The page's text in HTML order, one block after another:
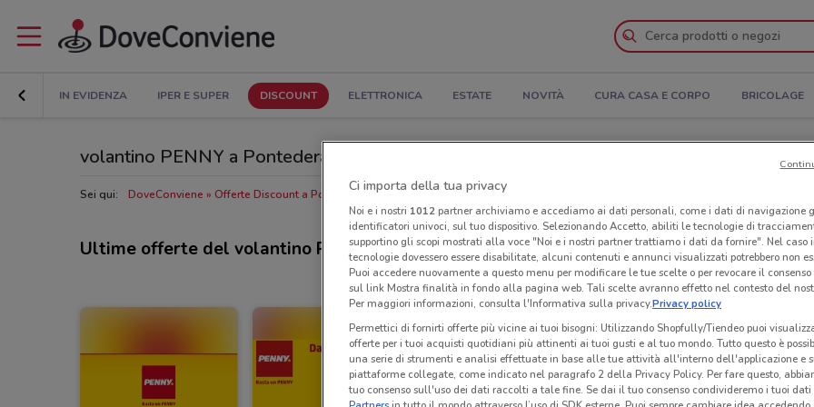
IN EVIDENZA IPER E SUPER DISCOUNT ELETTRONICA ESTATE NOVITÀ CURA CASA E CORPO BRICOLAGE
volantino PENNY a Pontedera
Sei qui: DoveConviene Offerte Discount a Pontedera Negozi PENNY a Pontedera
Ultime offerte del volantino PENNY
Ci importa della tua privacy
Noi e i nostri 1012partner archiviamo e accediamo ai dati personali, come i dati di navigazione
identificatori univoci, sul tuo dispositivo. Selezionando Accetto, abiliti le tecnologie di
supportino gli scopi mostrati alla voce "Noi e i nostri partner trattiamo i dati da fornire". Nel caso
tecnologie dovessero essere disabilitate, alcuni contenuti e annunci visualizzati potrebbero non
Puoi accedere nuovamente a questo menu per modificare le tue scelte o per revocare il
sul link Mostra finalità in fondo alla pagina web. Tali scelte avranno effetto nel contesto del
Per maggiori informazioni, consulta l'Informativa sulla privacy.Privacy policy
Permettici di fornirti offerte più vicine ai tuoi bisogni: Utilizzando Shopfully/Tiendeo puoi
offerte per i tuoi acquisti quotidiani più attinenti ai tuoi gusti e al tuo mondo. Tutto questo è
una serie di strumenti e analisi effettuate in base alle tue attività all'interno dell'applicazione e
piattaforme collegate, come indicato nel paragrafo 2 della Privacy Policy. Per fare questo,
tuo consenso sull'uso dei dati raccolti a tale fine. Se dai il tuo consenso condivideremo i tuoi dati